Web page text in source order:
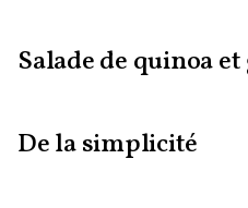
Salade de quinoa
De la simplicité